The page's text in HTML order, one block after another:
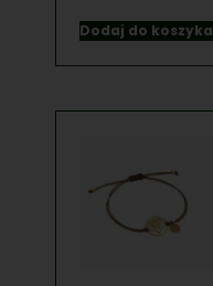
Dodaj do koszyka